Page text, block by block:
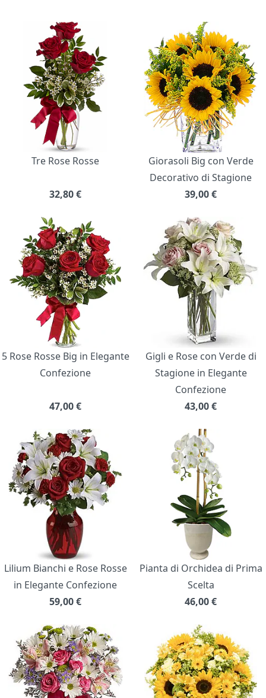
Bouquet di fiori
Tre Rose Rosse
32,80€
Giorasoli Big con Verde
Decorativo di Stagione
39,00€
5 Rose Rosse Big in Elegante
Confezione
47,00€
Gigli e Rose con Verde di
Stagione in Elegante
Confezione
43,00€
Lilium Bianchi e Rose Rosse
in Elegante Confezione
59,00€
Pianta di Orchidea di Prima
Scelta
46,00€